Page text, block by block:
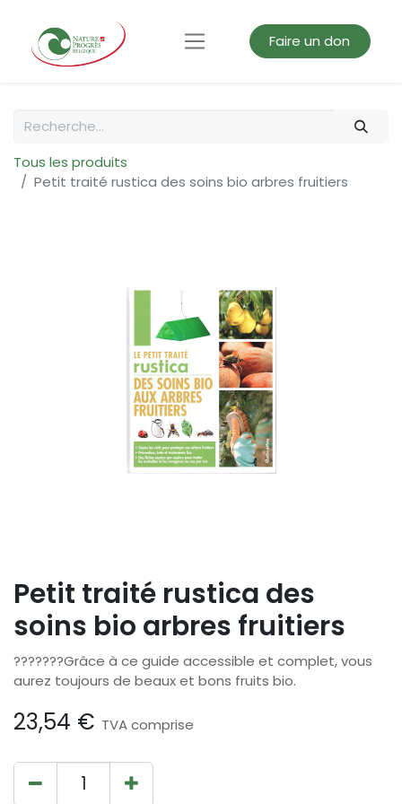
Faire un don
Tous les produits
Petit traité rustica des soins bio arbres fruitiers
Petit traité rustica des
soins bio arbres fruitiers
???????Grâce à ce guide accessible et complet, vous
aurez toujours de beaux et bons fruits bio.
23,54 € TVA comprise